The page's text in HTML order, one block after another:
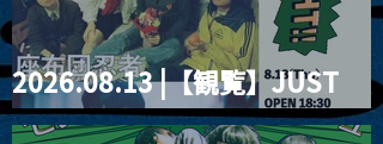
2026.08.13 |【観覧】JUST
RIGHT!! vol.26